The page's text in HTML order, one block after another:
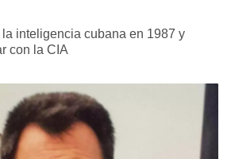
inteligencia cubana en 1987 y
con la CIA